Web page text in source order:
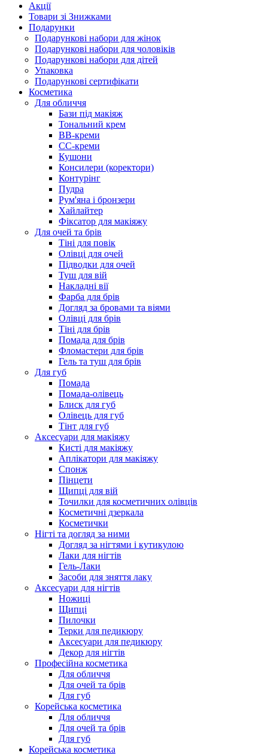
Акції
Товари зі Знижками
Подарунки
Подарункові набори для жінок
Подарункові набори для чоловіків
Подарункові набори для дітей
Упаковка
Подарункові сертифікати
Косметика
Для обличчя
Бази під макіяж
Тональний крем
BB-креми
CC-креми
Кушони
Консилери (коректори)
Контурінг
Пудра
Рум'яна і бронзери
Хайлайтер
Фіксатор для макіяжу
Для очей та брів
Тіні для повік
Олівці для очей
Підводки для очей
Туш для вій
Накладні вії
Фарба для брів
Догляд за бровами та віями
Олівці для брів
Тіні для брів
Помада для брів
Фломастери для брів
Гель та туш для брів
Для губ
Помада
Помада-олівець
Блиск для губ
Олівець для губ
Тінт для губ
Аксесуари для макіяжу
Кисті для макіяжу
Аплікатори для макіяжу
Спонж
Пінцети
Щипці для вій
Точилки для косметичних олівців
Косметичні дзеркала
Косметички
Нігті та догляд за ними
Догляд за нігтями і кутикулою
Лаки для нігтів
Гель-Лаки
Засоби для зняття лаку
Аксесуари для нігтів
Ножиці
Щипці
Пилочки
Терки для педикюру
Аксесуари для педикюру
Декор для нігтів
Професійна косметика
Для обличчя
Для очей та брів
Для губ
Корейська косметика
Для обличчя
Для очей та брів
Для губ
Корейська косметика